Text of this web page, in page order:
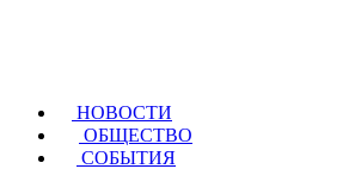
НОВОСТИ
ОБЩЕСТВО
СОБЫТИЯ